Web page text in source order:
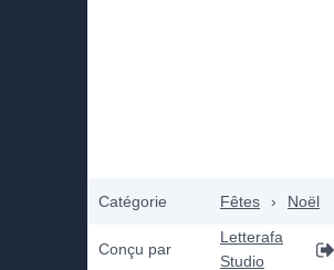
Catégorie Fêtes › Noël
Conçu par
Letterafa
Studio